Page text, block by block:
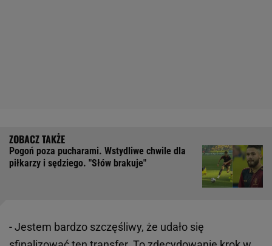
Pogoń poza pucharami. Wstydliwe chwile dla
piłkarzy i sędziego. "Słów brakuje"
- Jestem bardzo szczęśliwy, że udało się